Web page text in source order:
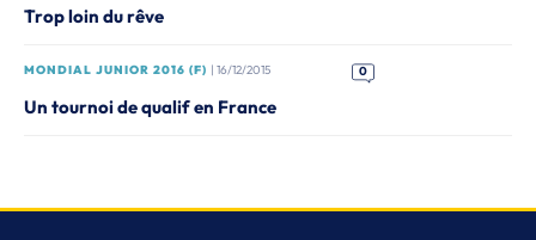
Trop loin du rêve
MONDIAL JUNIOR 2016 (F) | 16/12/2015 0
Un tournoi de qualif en France